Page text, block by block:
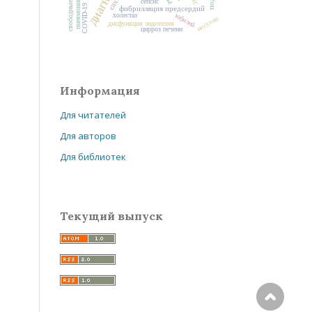
фибрилляция предсердий
холестаз
COVID-19 дисфункция эндотелияюбилейинсулин
цирроз печени
пневмония
Информация
Для читателей
Для авторов
Для библиотек
Текущий выпуск